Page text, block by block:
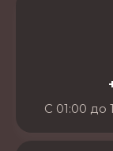
С 01:00 до